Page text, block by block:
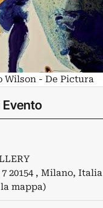
Wilson - De Pictura
20154 , Milano, Italia
mappa)